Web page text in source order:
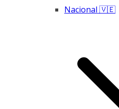
Nacional 🇻🇪